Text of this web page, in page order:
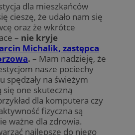
dla mieszkańców
cieszę, że udało nam się
oraz że wkrótce
– nie kryje
Michalik, zastępca
. – Mam nadzieję, że
nasze pociechy
spędzały na świeżym
one skuteczną
dla komputera czy
fizyczna są
ważne dla zdrowia.
najlepsze do niego